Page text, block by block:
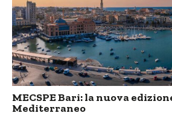
MECSPE Bari: la nuova
Mediterraneo